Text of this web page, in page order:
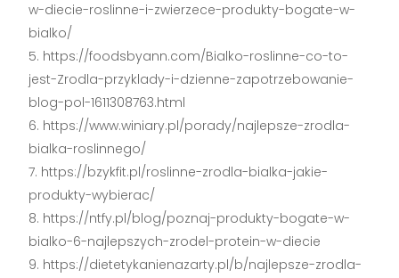
w-diecie-roslinne-i-zwierzece-produkty-bogate-w-
bialko/
https://foodsbyann.com/Bialko-roslinne-co-to-
jest-Zrodla-przyklady-i-dzienne-zapotrzebowanie-
blog-pol-1611308763.html
https://www.winiary.pl/porady/najlepsze-zrodla-
bialka-roslinnego/
https://bzykfit.pl/roslinne-zrodla-bialka-jakie-
produkty-wybierac/
https://ntfy.pl/blog/poznaj-produkty-bogate-w-
bialko-6-najlepszych-zrodel-protein-w-diecie
https://dietetykanienazarty.pl/b/najlepsze-zrodla-